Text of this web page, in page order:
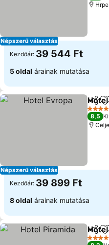
Népszerű választás
Kezdőár: 39 544 Ft
5 oldal árainak mutatása
Népszerű választás
4
8,5
Celje
Kezdőár: 39 899 Ft
8 oldal árainak mutatása
4